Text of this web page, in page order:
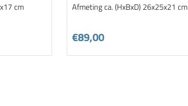
cm Afmeting ca. (HxBxD) 26x25x21 cm
€89,00